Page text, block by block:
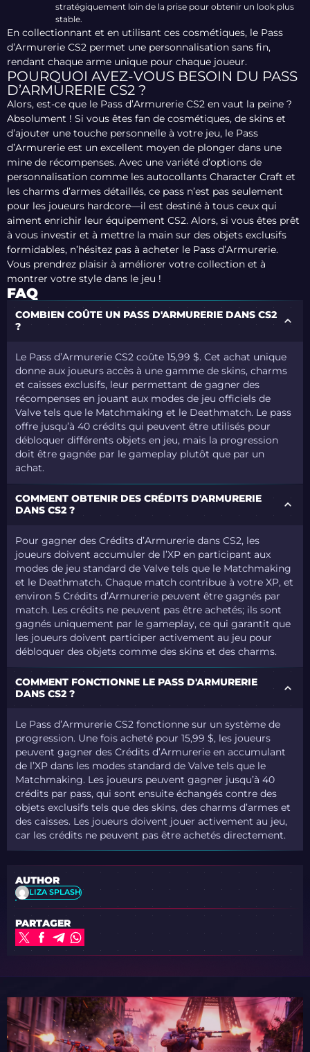
stratégiquement loin de la prise pour obtenir un look plus
stable.
En collectionnant et en utilisant ces cosmétiques, le Pass
d’Armurerie CS2 permet une personnalisation sans fin,
rendant chaque arme unique pour chaque joueur.
POURQUOI AVEZ-VOUS BESOIN DU PASS
D’ARMURERIE CS2 ?
Alors, est-ce que le Pass d’Armurerie CS2 en vaut la peine ?
Absolument ! Si vous êtes fan de cosmétiques, de skins et
d’ajouter une touche personnelle à votre jeu, le Pass
d’Armurerie est un excellent moyen de plonger dans une
mine de récompenses. Avec une variété d’options de
personnalisation comme les autocollants Character Craft et
les charms d’armes détaillés, ce pass n’est pas seulement
pour les joueurs hardcore—il est destiné à tous ceux qui
aiment enrichir leur équipement CS2. Alors, si vous êtes prêt
à vous investir et à mettre la main sur des objets exclusifs
formidables, n’hésitez pas à acheter le Pass d’Armurerie.
Vous prendrez plaisir à améliorer votre collection et à
montrer votre style dans le jeu !
FAQ
COMBIEN COÛTE UN PASS D'ARMURERIE DANS CS2
?
Le Pass d’Armurerie CS2 coûte 15,99 $. Cet achat unique
donne aux joueurs accès à une gamme de skins, charms
et caisses exclusifs, leur permettant de gagner des
récompenses en jouant aux modes de jeu officiels de
Valve tels que le Matchmaking et le Deathmatch. Le pass
offre jusqu’à 40 crédits qui peuvent être utilisés pour
débloquer différents objets en jeu, mais la progression
doit être gagnée par le gameplay plutôt que par un
achat.
COMMENT OBTENIR DES CRÉDITS D'ARMURERIE
DANS CS2 ?
Pour gagner des Crédits d’Armurerie dans CS2, les
joueurs doivent accumuler de l’XP en participant aux
modes de jeu standard de Valve tels que le Matchmaking
et le Deathmatch. Chaque match contribue à votre XP, et
environ 5 Crédits d’Armurerie peuvent être gagnés par
match. Les crédits ne peuvent pas être achetés; ils sont
gagnés uniquement par le gameplay, ce qui garantit que
les joueurs doivent participer activement au jeu pour
débloquer des objets comme des skins et des charms.
COMMENT FONCTIONNE LE PASS D'ARMURERIE
DANS CS2 ?
Le Pass d’Armurerie CS2 fonctionne sur un système de
progression. Une fois acheté pour 15,99 $, les joueurs
peuvent gagner des Crédits d’Armurerie en accumulant
de l’XP dans les modes standard de Valve tels que le
Matchmaking. Les joueurs peuvent gagner jusqu’à 40
crédits par pass, qui sont ensuite échangés contre des
objets exclusifs tels que des skins, des charms d’armes et
des caisses. Les joueurs doivent jouer activement au jeu,
car les crédits ne peuvent pas être achetés directement.
AUTHOR
LIZA SPLASH
PARTAGER